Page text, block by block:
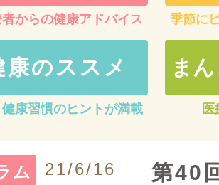
からの健康アドバイス 季節に
康のススメ
康習慣のヒントが満載
ま
ム 21/6/16
第40